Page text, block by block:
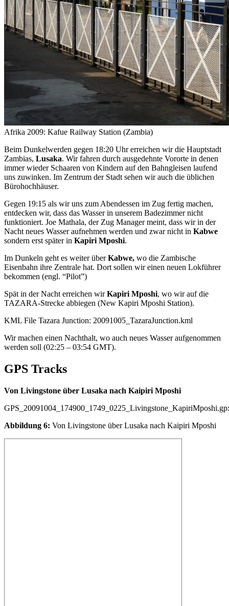
Afrika 2009: Kafue Railway Station (Zambia)
Beim Dunkelwerden gegen 18:20 Uhr erreichen wir die Hauptstadt
Zambias, Lusaka. Wir fahren durch ausgedehnte Vororte in denen
immer wieder Schaaren von Kindern auf den Bahngleisen laufend
uns zuwinken. Im Zentrum der Stadt sehen wir auch die üblichen
Bürohochhäuser.
Gegen 19:15 als wir uns zum Abendessen im Zug fertig machen,
entdecken wir, dass das Wasser in unserem Badezimmer nicht
funktioniert. Joe Mathala, der Zug Manager meint, dass wir in der
Nacht neues Wasser aufnehmen werden und zwar nicht in Kabwe
sondern erst später in Kapiri Mposhi.
Im Dunkeln geht es weiter überKabwe, wo die Zambische
Eisenbahn ihre Zentrale hat. Dort sollen wir einen neuen Lokführer
bekommen (engl. “Pilot”)
Spät in der Nacht erreichen wirKapiri Mposhi, wo wir auf die
TAZARA-Strecke abbiegen (New Kapiri Mposhi Station).
KML File Tazara Junction: 20091005_TazaraJunction.kml
Wir machen einen Nachthalt, wo auch neues Wasser aufgenommen
werden soll (02:25 – 03:54 GMT).
GPS Tracks
Von Livingstone über Lusaka nach Kaipiri Mposhi
Abbildung 6: Von Livingstone über Lusaka nach Kaipiri Mposhi